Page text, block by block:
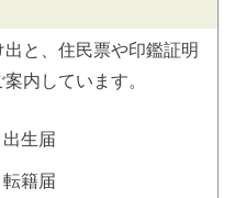
と、住民票や印鑑証明
内しています。
出生届
転籍届